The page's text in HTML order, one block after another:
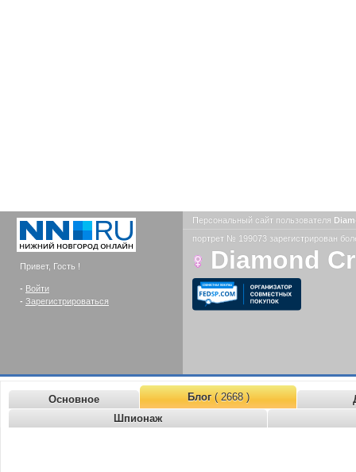
Привет, Гость !
- Войти
- Зарегистрироваться
Персональный сайт пользователя
портрет № 199073 зарегистрирован
Diamond
Основное Блог( 2668 )
Шпионаж